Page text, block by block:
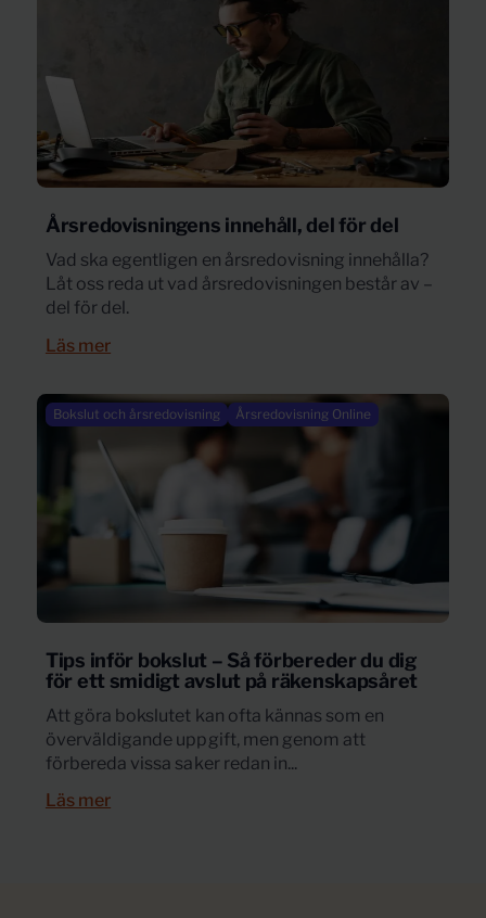
Årsredovisningens innehåll, del för del
Vad ska egentligen en årsredovisning innehålla?
Låt oss reda ut vad årsredovisningen består av –
del för del.
Läs mer
Bokslut och årsredovisning Årsredovisning Online
Tips inför bokslut – Så förbereder du dig
för ett smidigt avslut på räkenskapsåret
Att göra bokslutet kan ofta kännas som en
överväldigande uppgift, men genom att
förbereda vissa saker redan in...
Läs mer